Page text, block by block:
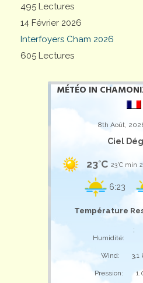
495 Lectures
14 Février 2026
Interfoyers Cham 2026
605 Lectures
MÉTÉO IN
8th Août,
Ciel
23°C 23°C min
6:23
Température
;
Humidité:
Wind:
Pression: